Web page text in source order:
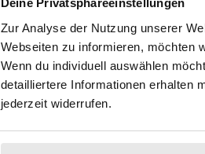
Deine Privatsphäreeinstellungen
Zur Analyse der Nutzung unserer
Webseiten zu informieren, möchten
Wenn du individuell auswählen
detailliertere Informationen erhalten
jederzeit widerrufen.